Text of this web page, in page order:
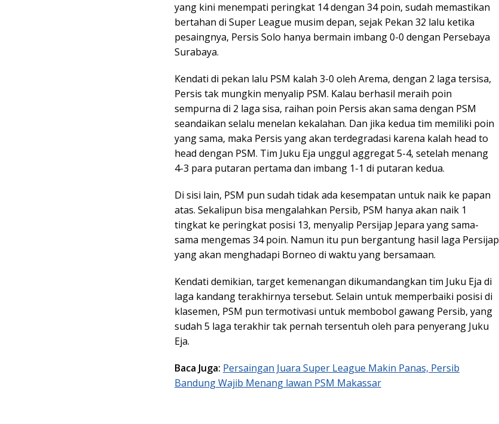
yang kini menempati peringkat 14 dengan 34 poin, sudah memastikan
bertahan di Super League musim depan, sejak Pekan 32 lalu ketika
pesaingnya, Persis Solo hanya bermain imbang 0-0 dengan Persebaya
Surabaya.
Kendati di pekan lalu PSM kalah 3-0 oleh Arema, dengan 2 laga tersisa,
Persis tak mungkin menyalip PSM. Kalau berhasil meraih poin
sempurna di 2 laga sisa, raihan poin Persis akan sama dengan PSM
seandaikan selalu menelan kekalahan. Dan jika kedua tim memiliki poin
yang sama, maka Persis yang akan terdegradasi karena kalah head to
head dengan PSM. Tim Juku Eja unggul aggregat 5-4, setelah menang
4-3 para putaran pertama dan imbang 1-1 di putaran kedua.
Di sisi lain, PSM pun sudah tidak ada kesempatan untuk naik ke papan
atas. Sekalipun bisa mengalahkan Persib, PSM hanya akan naik 1
tingkat ke peringkat posisi 13, menyalip Persijap Jepara yang sama-
sama mengemas 34 poin. Namun itu pun bergantung hasil laga Persijap
yang akan menghadapi Borneo di waktu yang bersamaan.
Kendati demikian, target kemenangan dikumandangkan tim Juku Eja di
laga kandang terakhirnya tersebut. Selain untuk memperbaiki posisi di
klasemen, PSM pun termotivasi untuk membobol gawang Persib, yang
sudah 5 laga terakhir tak pernah tersentuh oleh para penyerang Juku
Eja.
Baca Juga: Persaingan Juara Super League Makin Panas, Persib
Bandung Wajib Menang lawan PSM Makassar